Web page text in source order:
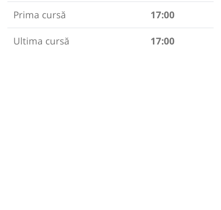
Prima cursă
17:00
Ultima cursă
17:00